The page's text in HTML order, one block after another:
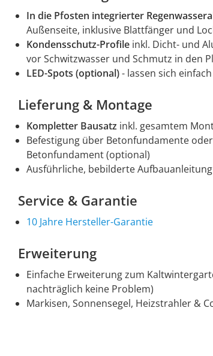
In die Pfosten integrierter
Außenseite, inklusive Blattfänger und
Kondensschutz-Profile inkl. Dicht- und
vor Schwitzwasser und Schmutz in den
LED-Spots (optional)- lassen sich
Lieferung & Montage
Kompletter Bausatz inkl. gesamtem
Befestigung über Betonfundamente
Betonfundament (optional)
Ausführliche, bebilderte Aufbauanleitung
Service & Garantie
10 Jahre Hersteller-Garantie
Erweiterung
Einfache Erweiterung zum
nachträglich keine Problem)
Markisen, Sonnensegel, Heizstrahler &